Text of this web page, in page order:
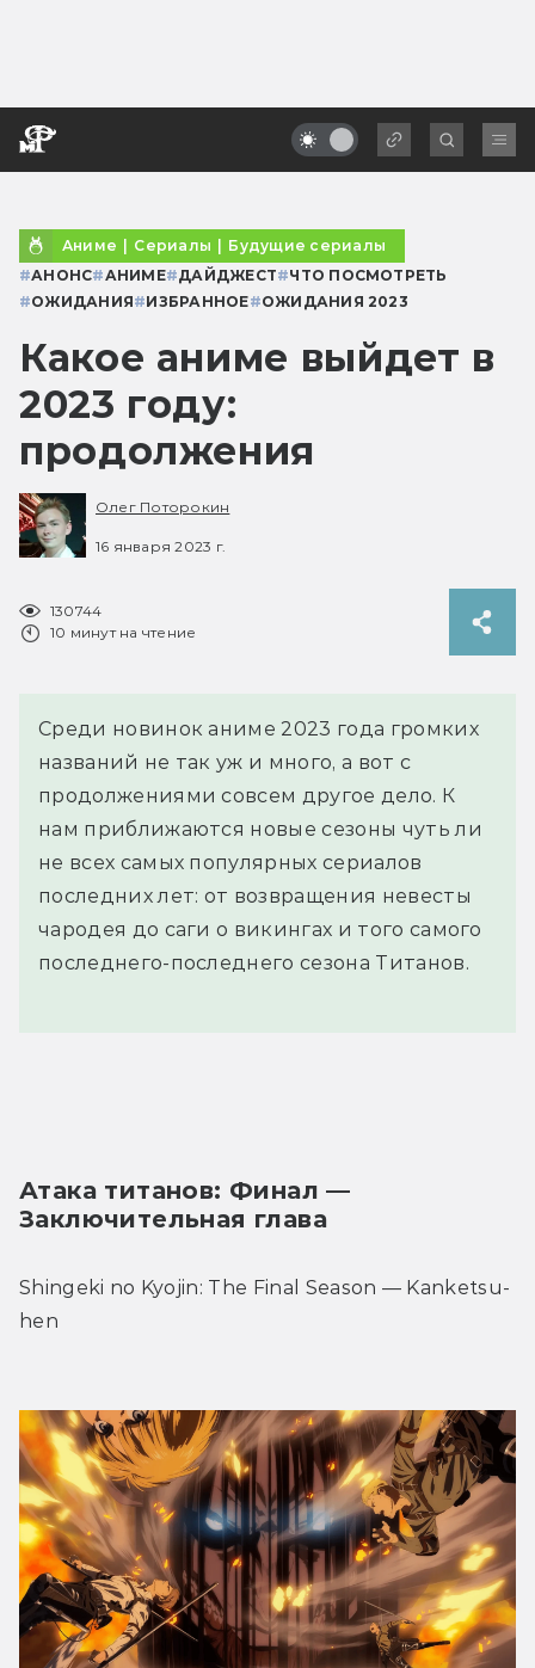
Аниме | Сериалы | Будущие сериалы
#АНОНС#АНИМЕ#ДАЙДЖЕСТ#ЧТО ПОСМОТРЕТЬ
#ОЖИДАНИЯ#ИЗБРАННОЕ#ОЖИДАНИЯ 2023
Какое аниме выйдет в
2023 году:
продолжения
Олег Поторокин
16 января 2023 г.
130744
10 минут на чтение
Среди новинок аниме 2023 года громких
названий не так уж и много, а вот с
продолжениями совсем другое дело. К
нам приближаются новые сезоны чуть ли
не всех самых популярных сериалов
последних лет: от возвращения невесты
чародея до саги о викингах и того самого
последнего-последнего сезона Титанов.
Атака титанов: Финал —
Заключительная глава
Shingeki no Kyojin: The Final Season — Kanketsu-
hen